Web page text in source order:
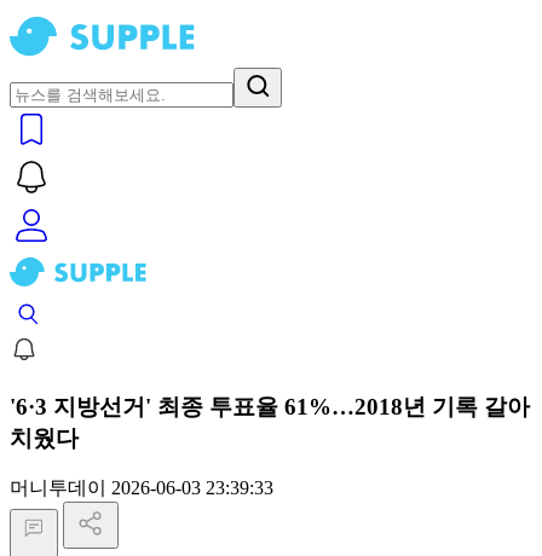
'6·3 지방선거' 최종 투표율 61%…2018년 기록 갈아
치웠다
머니투데이 2026-06-03 23:39:33